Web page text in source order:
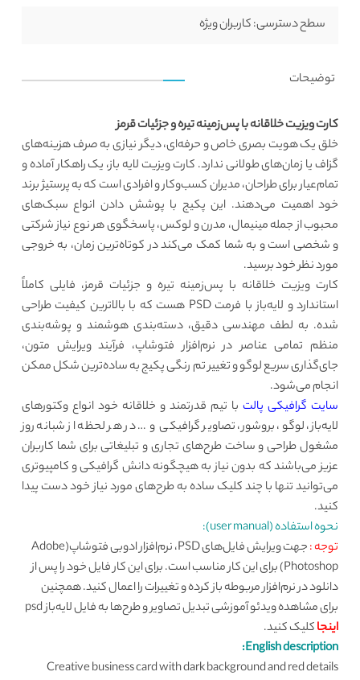
سطح دسترسی:کاربران ویژه
توضیحات
کارت ویزیت خلاقانه با پس‌زمینه تیره و جزئیات قرمز
خلق یک هویت بصری خاص و حرفه‌ای، دیگر نیازی به صرف هزینه‌های
گزاف یا زمان‌های طولانی ندارد. کارت ویزیت لایه باز، یک راهکار آماده و
تمام‌عیار برای طراحان، مدیران کسب‌وکار و افرادی است که به پرستیژ برند
خود اهمیت می‌دهند. این پکیج با پوشش دادن انواع سبک‌های
محبوب از جمله مینیمال، مدرن و لوکس، پاسخگوی هر نوع نیاز شرکتی
و شخصی است و به شما کمک می‌کند در کوتاه‌ترین زمان، به خروجی
مورد نظر خود برسید.
کارت ویزیت خلاقانه با پس‌زمینه تیره و جزئیات قرمز، فایلی کاملاً
استاندارد و لایه‌باز با فرمت PSD هست که با بالاترین کیفیت طراحی
شده‌. به لطف مهندسی دقیق، دسته‌بندی هوشمند و پوشه‌بندی
منظم تمامی عناصر در نرم‌افزار فتوشاپ، فرآیند ویرایش متون،
جای‌گذاری سریع لوگو و تغییر تم رنگی پکیج به ساده‌ترین شکل ممکن
انجام می‌شود.
سایت گرافیکی پالتبا تیم قدرتمند و خلاقانه خود انواع وکتورهای
لایه‌باز، لوگو، بروشور، تصاویر گرافیکی و … در هر لحظه از شبانه روز
مشغول طراحی و ساخت طرح‌های تجاری و تبلیغاتی برای شما کاربران
عزیز می‌باشند که بدون نیاز به هیچگونه دانش گرافیکی و کامپیوتری
می‌توانید تنها با چند کلیک ساده به طرح‌های مورد نیاز خود دست پیدا
کنید.
نحوه استفاده (user manual):
توجه :
جهت ویرایش فایل‌های PSD، نرم‌افزار ادوبی فتوشاپ(Adobe
Photoshop) برای این کار مناسب است. برای این کار فایل خود را پس از
دانلود در نرم‌افزار مربوطه باز کرده و تغییرات را اعمال کنید. همچنین
برای مشاهده ویدئو آموزشی تبدیل تصاویر و طرح‌ها به فایل لایه‌باز psd
اینجاکلیک کنید.
English description:
Creative business card with dark background and red details